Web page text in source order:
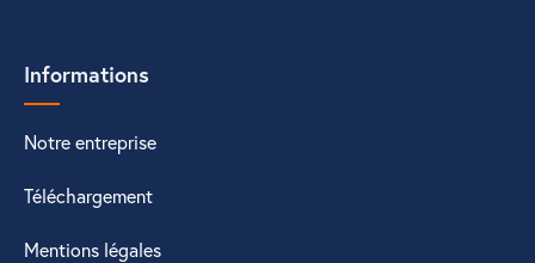
Informations
Notre entreprise
Téléchargement
Mentions légales